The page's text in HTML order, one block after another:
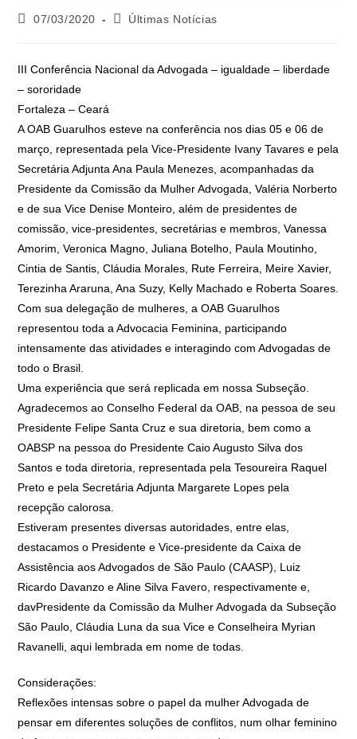
07/03/2020 Últimas Notícias
III Conferência Nacional da Advogada – igualdade – liberdade
– sororidade
Fortaleza – Ceará
A OAB Guarulhos esteve na conferência nos dias 05 e 06 de
março, representada pela Vice-Presidente Ivany Tavares e pela
Secretária Adjunta Ana Paula Menezes, acompanhadas da
Presidente da Comissão da Mulher Advogada, Valéria Norberto
e de sua Vice Denise Monteiro, além de presidentes de
comissão, vice-presidentes, secretárias e membros, Vanessa
Amorim, Veronica Magno, Juliana Botelho, Paula Moutinho,
Cintia de Santis, Cláudia Morales, Rute Ferreira, Meire Xavier,
Terezinha Araruna, Ana Suzy, Kelly Machado e Roberta Soares.
Com sua delegação de mulheres, a OAB Guarulhos
representou toda a Advocacia Feminina, participando
intensamente das atividades e interagindo com Advogadas de
todo o Brasil.
Uma experiência que será replicada em nossa Subseção.
Agradecemos ao Conselho Federal da OAB, na pessoa de seu
Presidente Felipe Santa Cruz e sua diretoria, bem como a
OABSP na pessoa do Presidente Caio Augusto Silva dos
Santos e toda diretoria, representada pela Tesoureira Raquel
Preto e pela Secretária Adjunta Margarete Lopes pela
recepção calorosa.
Estiveram presentes diversas autoridades, entre elas,
destacamos o Presidente e Vice-presidente da Caixa de
Assistência aos Advogados de São Paulo (CAASP), Luiz
Ricardo Davanzo e Aline Silva Favero, respectivamente e,
davPresidente da Comissão da Mulher Advogada da Subseção
São Paulo, Cláudia Luna da sua Vice e Conselheira Myrian
Ravanelli, aqui lembrada em nome de todas.
Considerações:
Reflexões intensas sobre o papel da mulher Advogada de
pensar em diferentes soluções de conflitos, num olhar feminino